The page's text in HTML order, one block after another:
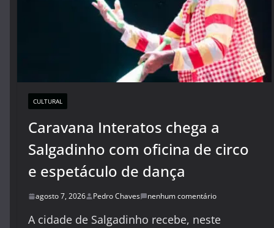
CULTURAL
Caravana Interatos chega a
Salgadinho com oficina de circo
e espetáculo de dança
agosto 7, 2026 Pedro Chaves nenhum comentário
A cidade de Salgadinho recebe, neste